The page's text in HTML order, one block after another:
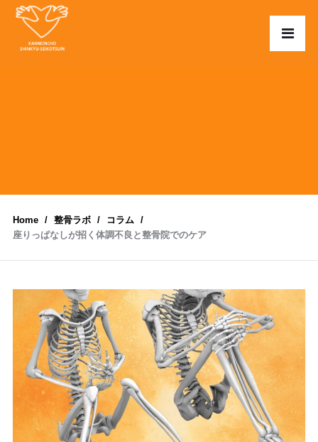
Home 整骨ラボ
コラム
座りっぱなしが招く体調不良と整骨院でのケア